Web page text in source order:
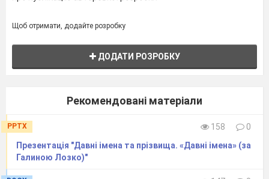
Щоб отримати, додайте розробку
ДОДАТИ РОЗРОБКУ
Рекомендовані матеріали
PPTX 158
0
Презентація "Давні імена та прізвища. «Давні імена» (за
Галиною Лозко)"